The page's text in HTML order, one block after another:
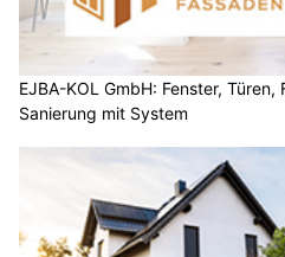
EJBA-KOL GmbH: Fenster, Türen,
Sanierung mit System